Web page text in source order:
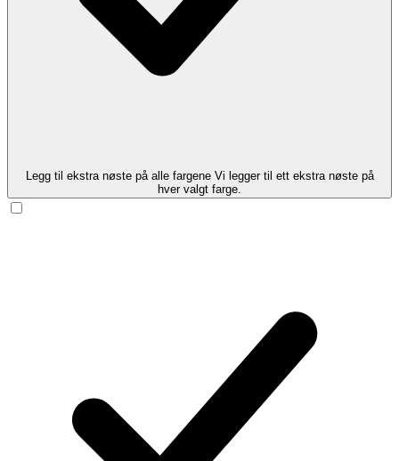
Legg til ekstra nøste på alle fargene Vi legger til ett ekstra nøste på
hver valgt farge.